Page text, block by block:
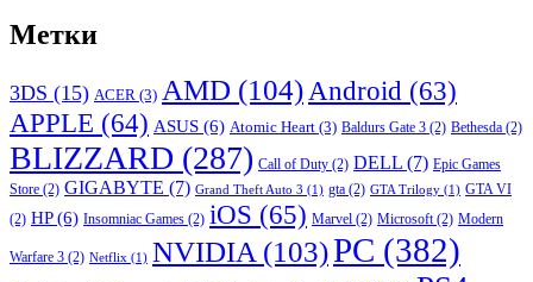
Метки
3DS (15) ACER (3) AMD (104)Android (63)
APPLE (64) ASUS (6) Atomic Heart (3) Baldurs Gate 3 (2) Bethesda (2)
BLIZZARD (287) Call of Duty (2) DELL (7) Epic Games
Store (2) GIGABYTE (7) Grand Theft Auto 3 (1) gta (2) GTA Trilogy (1) GTA VI
(2) HP(6) Insomniac Games (2) iOS (65) Marvel (2) Microsoft(2) Modern
Warfare 3 (2) Netflix (1) NVIDIA(103)PC (382)